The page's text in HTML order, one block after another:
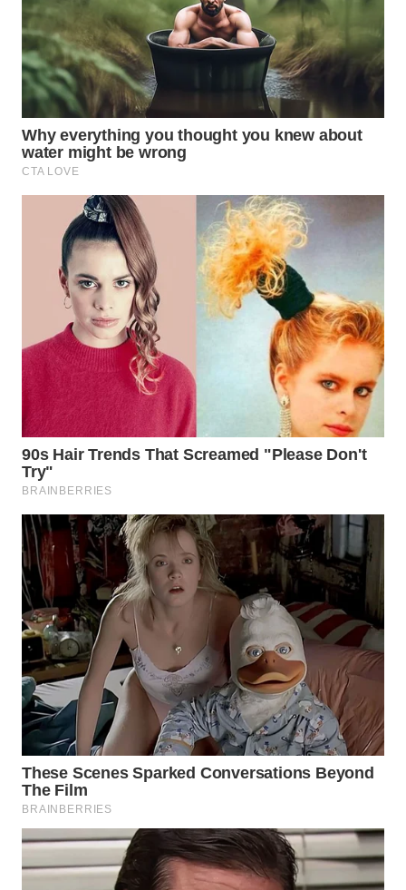
INDRAMAYU
WN
KUNINGAN
WN
MAJALENGKA
SUBANG
WN
SUKABUMI
WN
PURWAKARTA
WN
PRIANGAN
TIMUR
SEMARANG
WN
SOLO
WN
BOROBUDUR
WN
MADURA
WN
SURABAYA
WN